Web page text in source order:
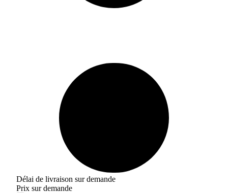
Délai de livraison sur demande
Prix sur demande